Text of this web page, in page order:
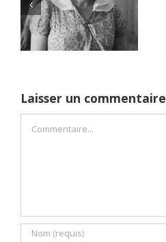
Netflix Field of
Dreams (1989)
Laisser un commentaire